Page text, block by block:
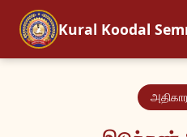
Kural Koodal